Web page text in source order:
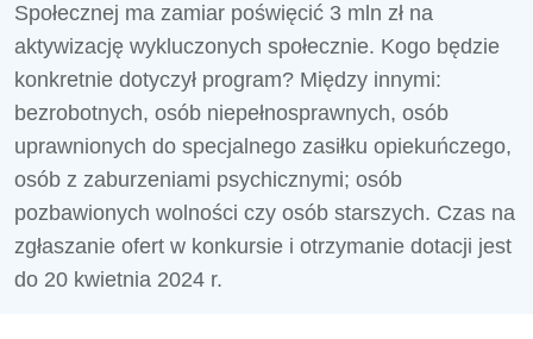
Społecznej ma zamiar poświęcić 3 mln zł na
aktywizację wykluczonych społecznie. Kogo będzie
konkretnie dotyczył program? Między innymi:
bezrobotnych, osób niepełnosprawnych, osób
uprawnionych do specjalnego zasiłku opiekuńczego,
osób z zaburzeniami psychicznymi; osób
pozbawionych wolności czy osób starszych. Czas na
zgłaszanie ofert w konkursie i otrzymanie dotacji jest
do 20 kwietnia 2024 r.